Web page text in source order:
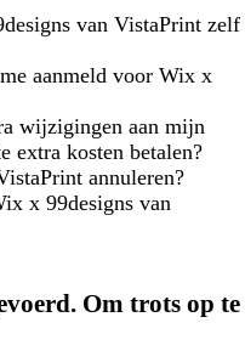
van VistaPrint zelf
aanmeld voor Wix x
wijzigingen aan mijn
extra kosten betalen?
annuleren?
x 99designs van
Om trots op te